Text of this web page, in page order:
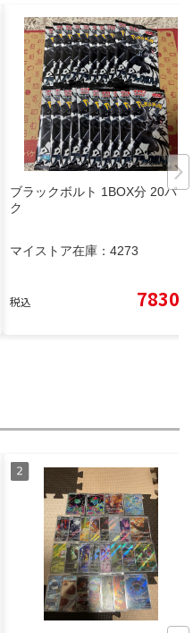
ブラックボルト 1BOX分 20パッ
ク
マイストア在庫： 4273
税込 7830